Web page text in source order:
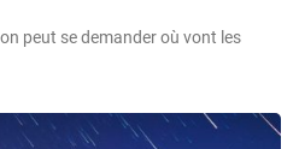
peut se demander où vont les